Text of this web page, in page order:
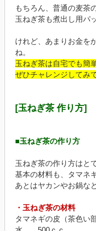
もちろん、普通の麦茶
玉ねぎ茶も煮出し用パ
けれど、あまりお金を
ね。
玉ねぎ茶は自宅でも簡
ぜひチャレンジしてみ
[玉ねぎ茶 作り方]
■玉ねぎ茶の作り方
玉ねぎ茶の作り方はと
基本の材料も、タマネ
あとはヤカンやお鍋な
・玉ねぎ茶の材料
タマネギの皮（茶色